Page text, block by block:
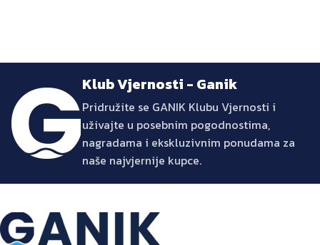
Klub Vjernosti - Ganik
Pridružite se GANIK Klubu Vjernosti i
uživajte u posebnim pogodnostima,
nagradama i ekskluzivnim ponudama za
naše najvjernije kupce.